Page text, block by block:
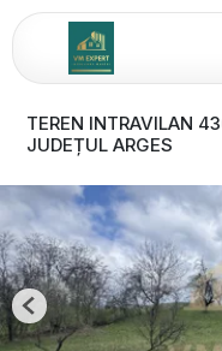
TEREN INTRAVILAN
JUDEȚUL ARGES
Previous